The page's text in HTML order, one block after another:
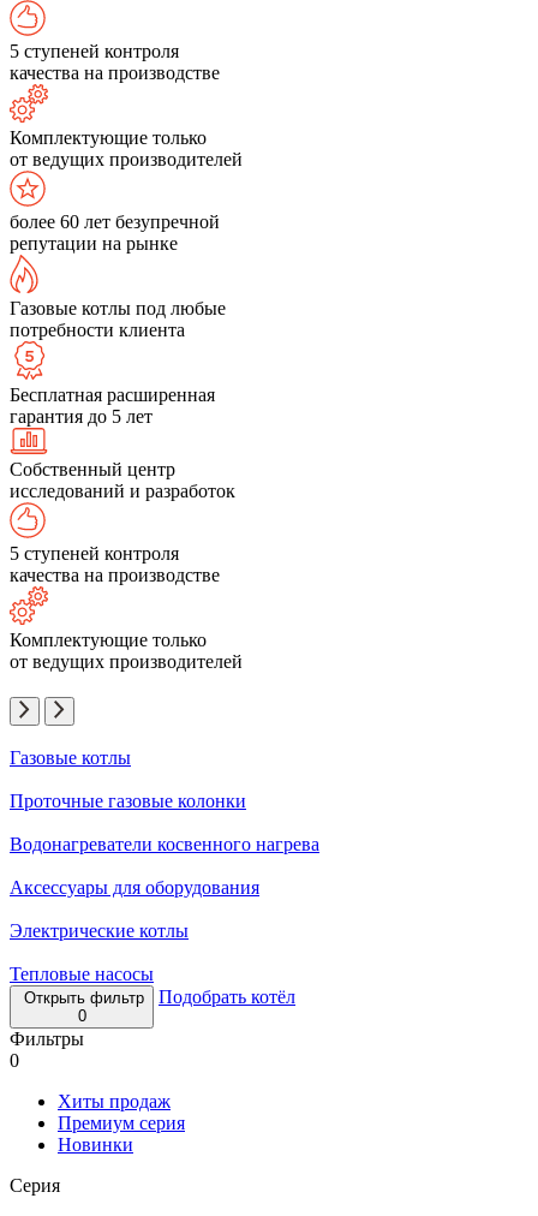
5 ступеней контроля
качества на производстве
Комплектующие только
от ведущих производителей
более 60 лет безупречной
репутации на рынке
Газовые котлы под любые
потребности клиента
Бесплатная расширенная
гарантия до 5 лет
Собственный центр
исследований и разработок
5 ступеней контроля
качества на производстве
Комплектующие только
от ведущих производителей
Газовые котлы
Проточные газовые колонки
Водонагреватели косвенного нагрева
Аксессуары для оборудования
Электрические котлы
Тепловые насосы
Открыть фильтр
0
Подобрать котёл
Фильтры
0
Хиты продаж
Премиум серия
Новинки
Серия